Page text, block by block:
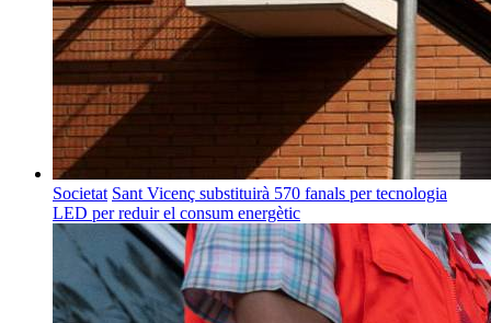
Societat Sant Vicenç substituirà 570 fanals per tecnologia
LED per reduir el consum energètic